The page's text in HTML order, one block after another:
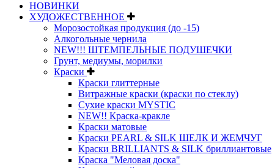
НОВИНКИ
ХУДОЖЕСТВЕННОЕ
Морозостойкая продукция (до -15)
Алкогольные чернила
NEW!!! ШТЕМПЕЛЬНЫЕ ПОДУШЕЧКИ
Грунт, медиумы, морилки
Краски
Краски глиттерные
Витражные краски (краски по стеклу)
Сухие краски MYSTIC
NEW!! Краска-кракле
Краски матовые
Краски PEARL & SILK ШЕЛК И ЖЕМЧУГ
Краски BRILLIANTS & SILK бриллиантовые
Краска "Меловая доска"